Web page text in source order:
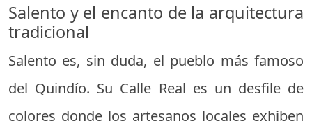
Salento y el encanto de la arquitectura
tradicional
Salento es, sin duda, el pueblo más famoso
del Quindío. Su Calle Real es un desfile de
colores donde los artesanos locales exhiben